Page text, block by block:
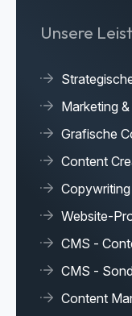
Unsere
Marketing
Grafische
Content
Website-
CMS -
CMS -
Content